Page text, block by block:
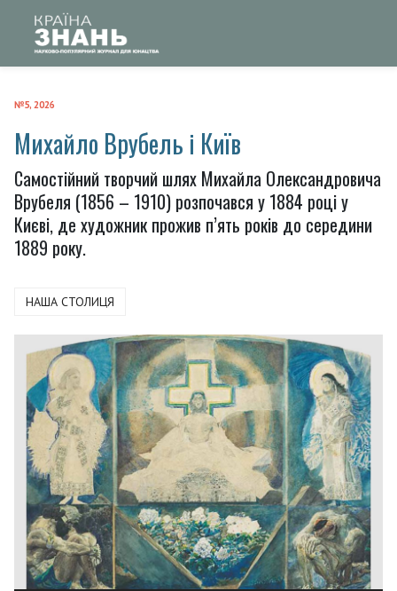
№5, 2026
Михайло Врубель і Київ
Самостійний творчий шлях Михайла Олександровича
Врубеля (1856 – 1910) розпочався у 1884 році у
Києві, де художник прожив п’ять років до середини
1889 року.
НАША СТОЛИЦЯ